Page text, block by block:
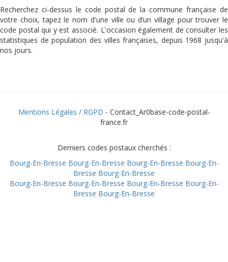
Recherchez ci-dessus le code postal de la commune française de
votre choix, tapez le nom d'une ville ou d’un village pour trouver le
code postal qui y est associé. L'occasion également de consulter les
statistiques de population des villes françaises, depuis 1968 jusqu'à
nos jours.
Mentions Légales / RGPD - Contact_Ar0base-code-postal-
france.fr
Derniers codes postaux cherchés :
Bourg-En-Bresse Bourg-En-Bresse Bourg-En-Bresse Bourg-En-
Bresse Bourg-En-Bresse
Bourg-En-Bresse Bourg-En-Bresse Bourg-En-Bresse Bourg-En-
Bresse Bourg-En-Bresse